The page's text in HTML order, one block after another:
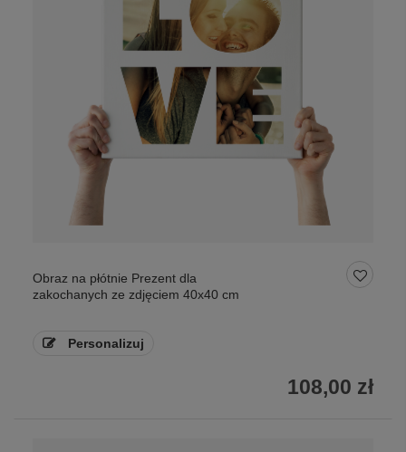
Obraz na płótnie Prezent dla
zakochanych ze zdjęciem 40x40 cm
Personalizuj
108,00 zł